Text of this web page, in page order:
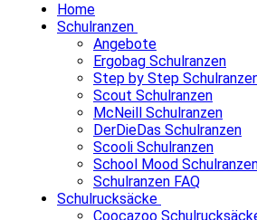
Home
Schulranzen
Angebote
Ergobag Schulranzen
Step by Step
Scout Schulranzen
McNeill Schulranzen
DerDieDas Schulranzen
Scooli Schulranzen
School Mood
Schulranzen FAQ
Schulrucksäcke
Coocazoo